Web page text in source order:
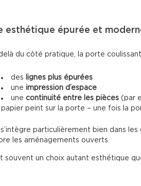
esthétique épurée et
du côté pratique, la porte
des
lignes plus épurées
une impression d’espace
une continuité entre les pièces (par
papier peint sur la porte – une fois la
s’intègre particulièrement bien dans
les aménagements ouverts.
souvent un choix autant esthétique